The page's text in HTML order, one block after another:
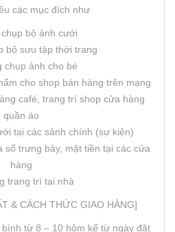
các mục đích như
bộ ảnh cưới
bộ sưu tập thời trang
chụp ảnh cho bé
cho shop bán hàng trên mạng
café, trang trí shop cửa hàng
quần áo
tại các sảnh chính (sự kiện)
sổ trưng bày, mặt tiền tại các cửa
hàng
trang trí tại nhà
& CÁCH THỨC GIAO HÀNG]
từ 8 – 10 hôm kể từ ngày đặt